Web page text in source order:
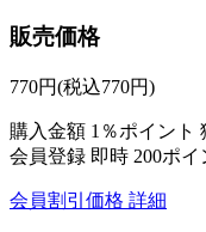
販売価格
770円(税込770円)
購入金額 1％ポイント
会員登録 即時 200ポイ
会員割引価格 詳細